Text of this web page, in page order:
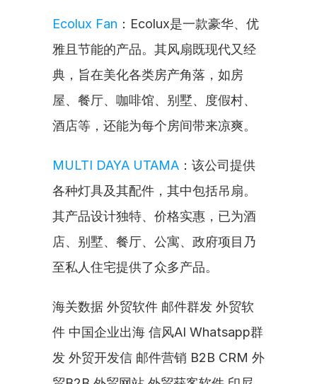
Ecolux Fan ：Ecolux是一款豪华、优
雅且节能的产品。其风扇既现代又经
典，旨在美化各类房产角落，如房
屋、餐厅、咖啡馆、别墅、度假村、
酒店等，还能为每个房间带来凉爽。
MULTI DAYA UTAMA ：该公司提供
各种灯具及其配件，其中包括吊扇。
其产品设计独特、价格实惠，已为酒
店、别墅、餐厅、公寓、政府项目乃
至私人住宅提供了众多产品。
海关数据 外贸软件 邮件群发 外贸软
件 中国企业出海 信风AI Whatsapp群
发 外贸开发信 邮件营销 B2B CRM 外